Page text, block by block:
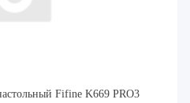
Fifine K669 PRO3